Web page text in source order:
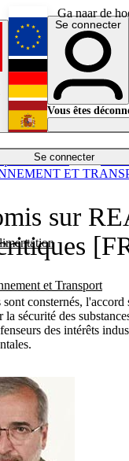
Ga naar de
Se connecter
et Transport
Économie
English
Deutsch
Español
Se connecter
Vous êtes
sur
consternés,
la sécurité des
des intérêts
ET